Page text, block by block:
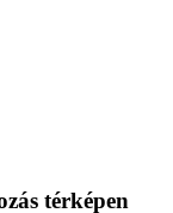
térképen